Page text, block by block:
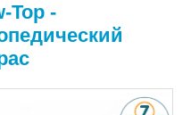
Top -